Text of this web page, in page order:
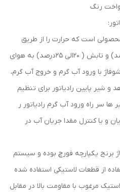
رنگ
است که حرارت را از طریق
جابه جایی طبیعی ( 75 الی 80 درصد) و تابش ( 20الی 25درصد) به هوای
با ورود آب گرم و خروج آب گرم،
و شیر پایین رادیاتور برای تنظیم
سر راه ورود آب گرم رادیاتور ر
و یا کنترل مقدا جریان آب در
برنج یکپارچه فورچ بوده و سیستم
از قطعات لاستیکی استفاده شده
مرغوب با مقاومت بالا در مقابل